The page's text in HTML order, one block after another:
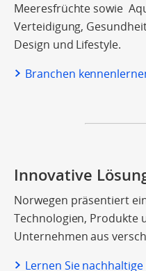
Meeresfrüchte sowie
Verteidigung,
Design und Lifestyle.
Branchen
Innovative
Norwegen präsentiert
Technologien, Produkte
Unternehmen aus
Lernen Sie